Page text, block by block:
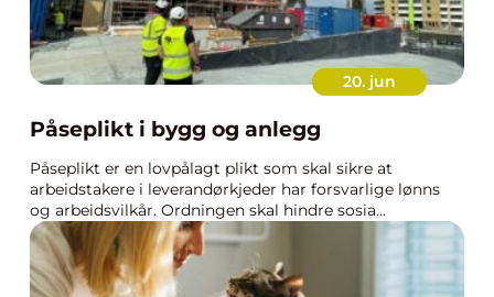
20. jun
Påseplikt i bygg og anlegg
Påseplikt er en lovpålagt plikt som skal sikre at
arbeidstakere i leverandørkjeder har forsvarlige lønns
og arbeidsvilkår. Ordningen skal hindre sosia...